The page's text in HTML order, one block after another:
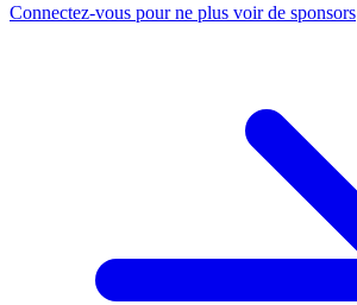
Connectez-vous pour ne plus voir de sponsors